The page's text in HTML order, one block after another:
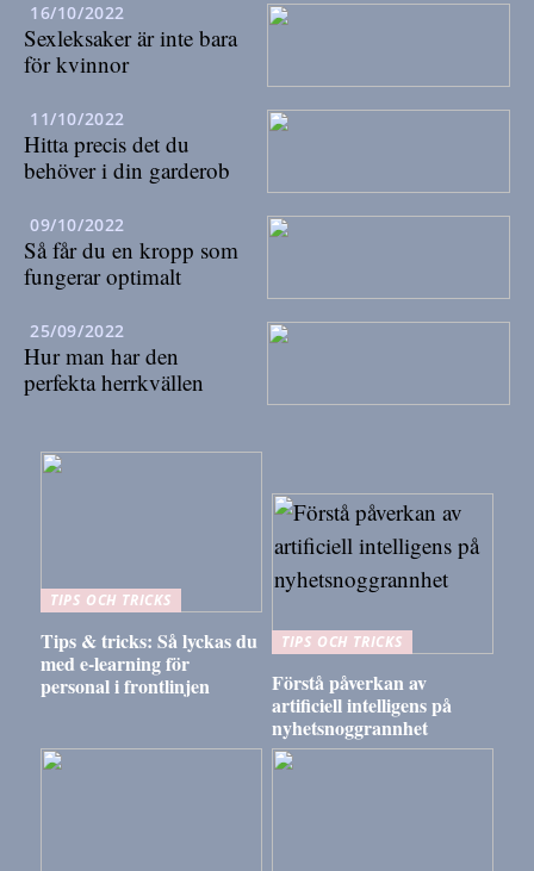
16/10/2022
Sexleksaker är inte bara
för kvinnor
11/10/2022
Hitta precis det du
behöver i din garderob
09/10/2022
Så får du en kropp som
fungerar optimalt
25/09/2022
Hur man har den
perfekta herrkvällen
TIPS OCH TRICKS
Tips & tricks: Så lyckas du
med e-learning för
personal i frontlinjen
TIPS OCH TRICKS
Förstå påverkan av
artificiell intelligens på
nyhetsnoggrannhet